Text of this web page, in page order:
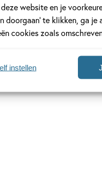
website en je
doorgaan’ te klikken, ga
cookies zoals
instellen